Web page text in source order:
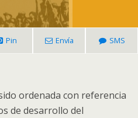
Pin Envía SMS
ordenada con referencia
de desarrollo del